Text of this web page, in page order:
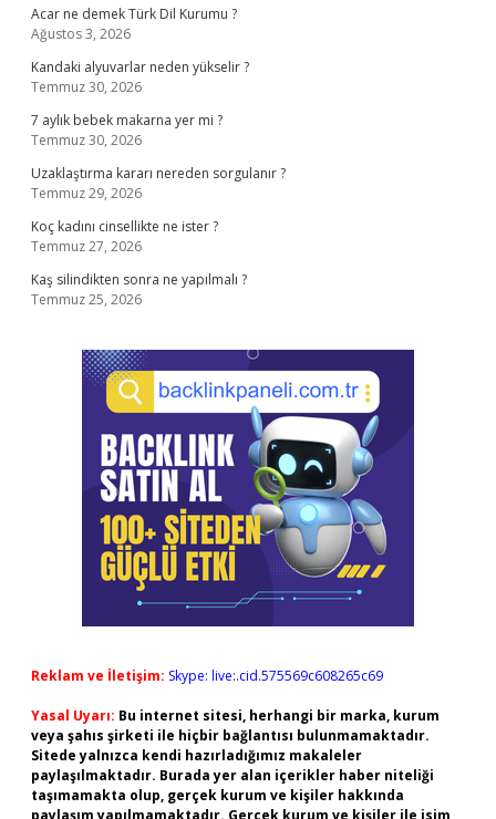
Acar ne demek Türk Dil Kurumu ?
Ağustos 3, 2026
Kandaki alyuvarlar neden yükselir ?
Temmuz 30, 2026
7 aylık bebek makarna yer mi ?
Temmuz 30, 2026
Uzaklaştırma kararı nereden sorgulanır ?
Temmuz 29, 2026
Koç kadını cinsellikte ne ister ?
Temmuz 27, 2026
Kaş silindikten sonra ne yapılmalı ?
Temmuz 25, 2026
Reklam ve İletişim: Skype: live:.cid.575569c608265c69
Yasal Uyarı: Bu internet sitesi, herhangi bir marka, kurum
veya şahıs şirketi ile hiçbir bağlantısı bulunmamaktadır.
Sitede yalnızca kendi hazırladığımız makaleler
paylaşılmaktadır. Burada yer alan içerikler haber niteliği
taşımamakta olup, gerçek kurum ve kişiler hakkında
paylaşım yapılmamaktadır. Gerçek kurum ve kişiler ile isim